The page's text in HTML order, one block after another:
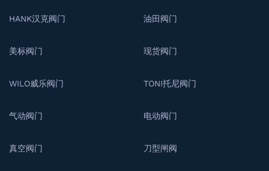
HANK汉克阀门 油田阀门
美标阀门 现货阀门
WILO威乐阀门 TONI托尼阀门
气动阀门 电动阀门
真空阀门 刀型闸阀